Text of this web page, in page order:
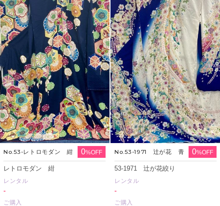
No.53‐レトロモダン 紺 0%OFF
レトロモダン 紺
レンタル
-
ご購入
No.53-1971 辻が花 青 0%OFF
53-1971 辻が花絞り
レンタル
-
ご購入